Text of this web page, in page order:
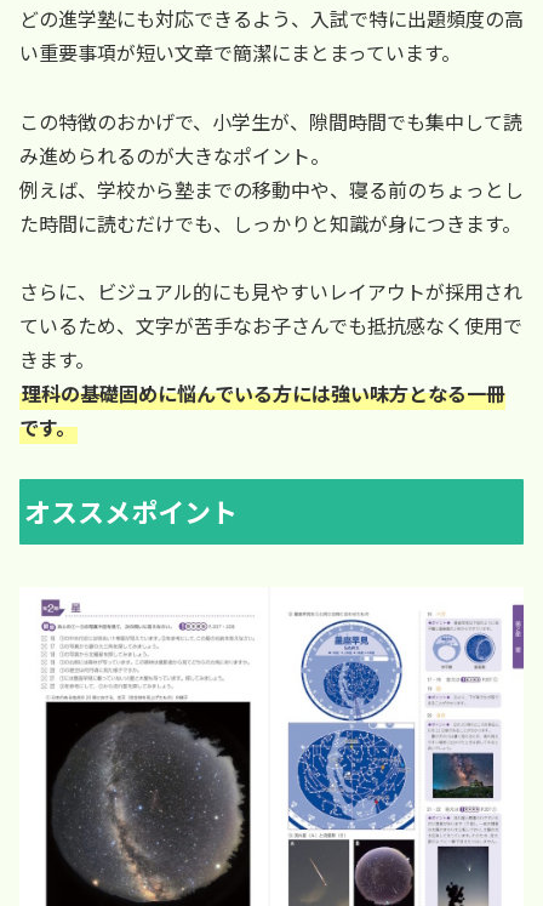
どの進学塾にも対応できるよう、入試で特に出題頻度の高
い重要事項が短い文章で簡潔にまとまっています。
この特徴のおかげで、小学生が、隙間時間でも集中して読
み進められるのが大きなポイント。
例えば、学校から塾までの移動中や、寝る前のちょっとし
た時間に読むだけでも、しっかりと知識が身につきます。
さらに、ビジュアル的にも見やすいレイアウトが採用され
ているため、文字が苦手なお子さんでも抵抗感なく使用で
きます。
理科の基礎固めに悩んでいる方には強い味方となる一冊
です。
オススメポイント